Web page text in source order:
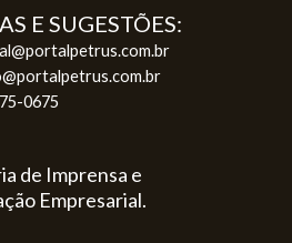
E SUGESTÕES:
0675
de Imprensa e
Empresarial.